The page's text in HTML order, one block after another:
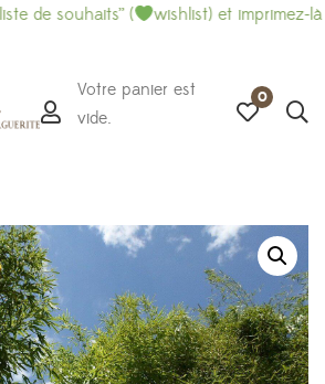
( wishlist) et imprimez-là pour
Votre panier est
vide.
0